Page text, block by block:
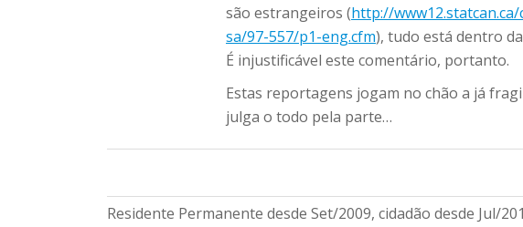
são estrangeiros (http://
sa/97-557/p1-eng.cfm), tudo está dentro
É injustificável este comentário, portanto.
Estas reportagens jogam no chão a já
julga o todo pela parte…
Residente Permanente desde Set/2009, cidadão desde Jul/